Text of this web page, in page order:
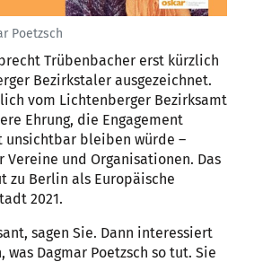
Poetzsch
Trübenbacher erst kürzlich
Bezirkstaler ausgezeichnet.
vom Lichtenberger Bezirksamt
Ehrung, die Engagement
unsichtbar bleiben würde –
und Organisationen. Das
zu Berlin als Europäische
2021.
sagen Sie. Dann interessiert
Dagmar Poetzsch so tut. Sie